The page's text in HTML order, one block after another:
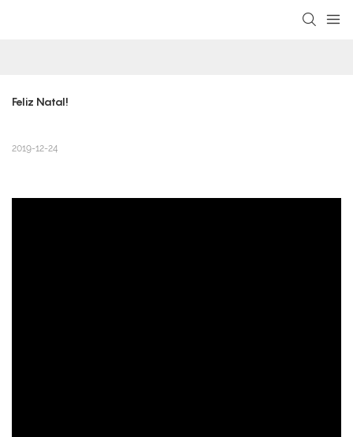
Feliz Natal!
2019-12-24